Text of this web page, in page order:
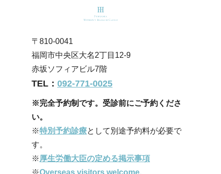
〒810-0041
福岡市中央区大名2丁目12-9
赤坂ソフィアビル7階
TEL： 092-771-0025
※完全予約制です。受診前にご予約くださ
い。
※特別予約診療として 別途予約料が必要で
す。
※ 厚生労働大臣の定める掲示事項